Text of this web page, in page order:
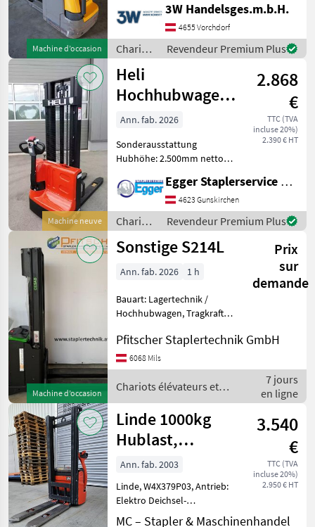
Machine d’occasion
Entraînement électrique, :
Transpalette haute levée, :
Entraînemen
3W Handelsges.m.b.H.
4655 Vorchdorf
Chariots
élévateurs
et
techniques
de
stockage
Jungheinrich
Revendeur Premium Plus
Machine neuve
Heli
Hochhubwagen
CDD12J
2.868
€
TTC (TVA
incluse 20%)
2.390 € HT
Ann. fab. 2026
Sonderausstattung
Hubhöhe: 2.500mm netto
3.500mm netto Preis 2.750€
Transpalette haute levée,
Entraînement électrique, :
Transpalette haute l
Egger Staplerservice GmbH &Co KG
4623 Gunskirchen
Chariots
élévateurs
et
de
/ Heli
Revendeur Premium Plus
Machine d’occasion
Sonstige S214L
Prix
sur
demande
Ann. fab. 2026 1 h
Bauart: Lagertechnik /
Hochhubwagen, Tragkraft:
Bauhöhe: 2195mm,
Freihub: 1724mm,
Gabellänge: 1150mm,
Batterie: PzS Bj. 2026 24V
Pfitscher Staplertechnik GmbH
6068 Mils
Chariots élévateurs et
techniques de stockage /
Sonstige
7 jours
en ligne
Linde 1000kg
Hublast,
Batterie NEU
3.540
€
TTC (TVA
incluse 20%)
2.950 € HT
Ann. fab. 2003
Linde, W4X379P03, Antrieb:
Elektro Deichsel-
Hochhubwagen, Typ: L10-
MC – Stapler & Maschinenhandel